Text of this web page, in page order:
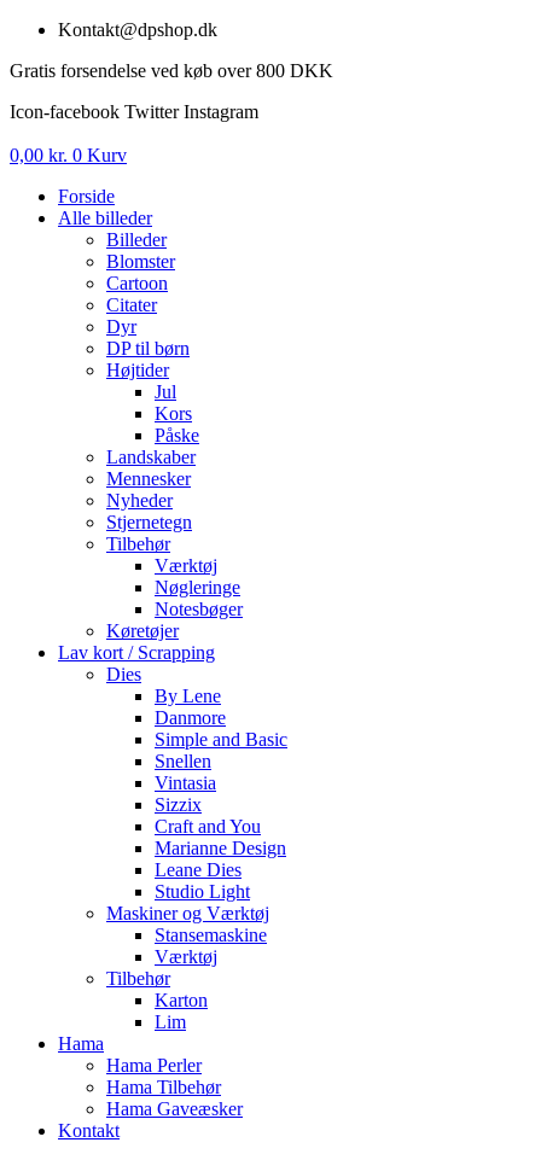
Videre
indhold
Kontakt@dpshop.dk
Gratis forsendelse ved køb over 800 DKK
Icon-facebook Twitter Instagram
0,00 kr. 0 Kurv
Forside
Alle billeder
Billeder
Blomster
Cartoon
Citater
Dyr
DP til børn
Højtider
Jul
Kors
Påske
Landskaber
Mennesker
Nyheder
Stjernetegn
Tilbehør
Værktøj
Nøgleringe
Notesbøger
Køretøjer
Lav kort / Scrapping
Dies
By Lene
Danmore
Simple and Basic
Snellen
Vintasia
Sizzix
Craft and You
Marianne Design
Leane Dies
Studio Light
Maskiner og Værktøj
Stansemaskine
Værktøj
Tilbehør
Karton
Lim
Hama
Hama Perler
Hama Tilbehør
Hama Gaveæsker
Kontakt